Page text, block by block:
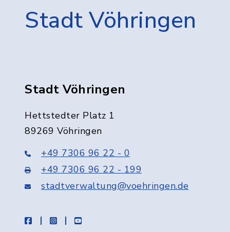
Stadt Vöhringen
Stadt Vöhringen
Hettstedter Platz 1
89269 Vöhringen
+49 7306 96 22 - 0
+49 7306 96 22 - 199
stadtverwaltung@voehringen.de
facebookinstagramyoutube